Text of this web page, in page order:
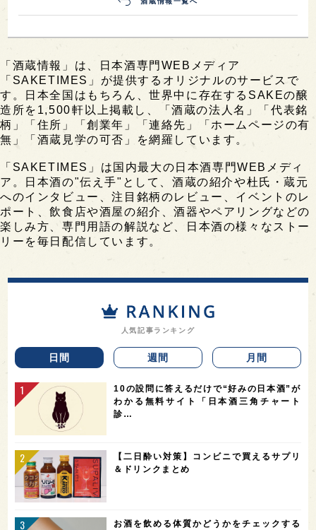
「酒蔵情報」は、日本酒専門WEBメディア
「SAKETIMES」が提供するオリジナルのサービスで
す。日本全国はもちろん、世界中に存在するSAKEの醸
造所を1,500軒以上掲載し、「酒蔵の法人名」「代表銘
柄」「住所」「創業年」「連絡先」「ホームページの有
無」「酒蔵見学の可否」を網羅しています。
「SAKETIMES」は国内最大の日本酒専門WEBメディ
ア。日本酒の"伝え手"として、酒蔵の紹介や杜氏・蔵元
へのインタビュー、注目銘柄のレビュー、イベントのレ
ポート、飲食店や酒屋の紹介、酒器やペアリングなどの
楽しみ方、専門用語の解説など、日本酒の様々なストー
リーを毎日配信しています。
人気記事ランキング
日間 週間 月間
10の設問に答えるだけで“好みの日本酒”が
わかる無料サイト「日本酒三角チャート
診…
【二日酔い対策】コンビニで買えるサプリ
＆ドリンクまとめ
お酒を飲める体質かどうかをチェックする